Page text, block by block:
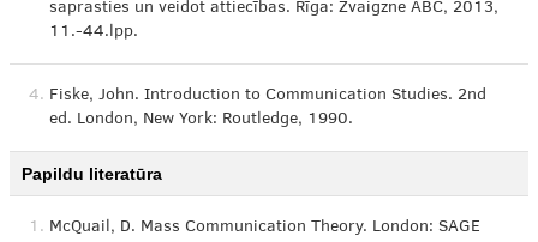
saprasties un veidot attiecības. Rīga: Zvaigzne ABC, 2013,
11.-44.lpp.
4. Fiske, John. Introduction to Communication Studies. 2nd
ed. London, New York: Routledge, 1990.
Papildu literatūra
1. McQuail, D. Mass Communication Theory. London: SAGE